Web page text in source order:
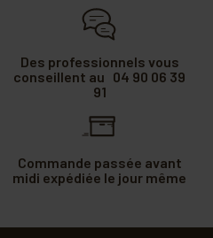
Des professionnels vous
conseillent au 04 90 06 39
91
Commande passée avant
midi expédiée le jour même